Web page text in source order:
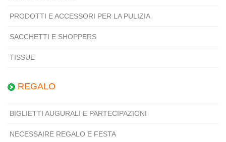
PRODOTTI E ACCESSORI PER LA PULIZIA
SACCHETTI E SHOPPERS
TISSUE
REGALO
BIGLIETTI AUGURALI E PARTECIPAZIONI
NECESSAIRE REGALO E FESTA